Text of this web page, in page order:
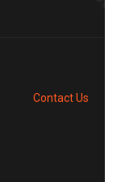
Contact Us